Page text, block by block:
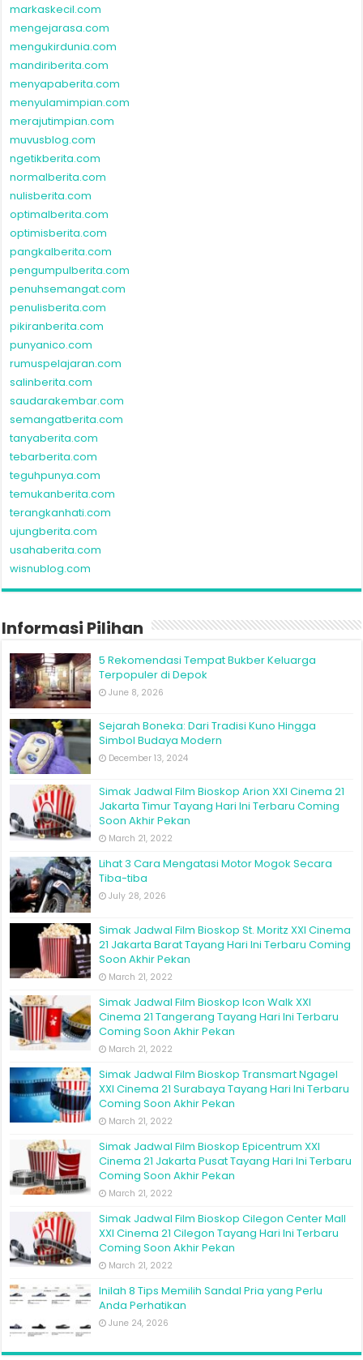
markaskecil.com
mengejarasa.com
mengukirdunia.com
mandiriberita.com
menyapaberita.com
menyulamimpian.com
merajutimpian.com
muvusblog.com
ngetikberita.com
normalberita.com
nulisberita.com
optimalberita.com
optimisberita.com
pangkalberita.com
pengumpulberita.com
penuhsemangat.com
penulisberita.com
pikiranberita.com
punyanico.com
rumuspelajaran.com
salinberita.com
saudarakembar.com
semangatberita.com
tanyaberita.com
tebarberita.com
teguhpunya.com
temukanberita.com
terangkanhati.com
ujungberita.com
usahaberita.com
wisnublog.com
Informasi Pilihan
5 Rekomendasi Tempat Bukber Keluarga
Terpopuler di Depok
June 8, 2026
Sejarah Boneka: Dari Tradisi Kuno Hingga
Simbol Budaya Modern
December 13, 2024
Simak Jadwal Film Bioskop Arion XXI Cinema 21
Jakarta Timur Tayang Hari Ini Terbaru Coming
Soon Akhir Pekan
March 21, 2022
Lihat 3 Cara Mengatasi Motor Mogok Secara
Tiba-tiba
July 28, 2026
Simak Jadwal Film Bioskop St. Moritz XXI Cinema
21 Jakarta Barat Tayang Hari Ini Terbaru Coming
Soon Akhir Pekan
March 21, 2022
Simak Jadwal Film Bioskop Icon Walk XXI
Cinema 21 Tangerang Tayang Hari Ini Terbaru
Coming Soon Akhir Pekan
March 21, 2022
Simak Jadwal Film Bioskop Transmart Ngagel
XXI Cinema 21 Surabaya Tayang Hari Ini Terbaru
Coming Soon Akhir Pekan
March 21, 2022
Simak Jadwal Film Bioskop Epicentrum XXI
Cinema 21 Jakarta Pusat Tayang Hari Ini Terbaru
Coming Soon Akhir Pekan
March 21, 2022
Simak Jadwal Film Bioskop Cilegon Center Mall
XXI Cinema 21 Cilegon Tayang Hari Ini Terbaru
Coming Soon Akhir Pekan
March 21, 2022
Inilah 8 Tips Memilih Sandal Pria yang Perlu
Anda Perhatikan
June 24, 2026